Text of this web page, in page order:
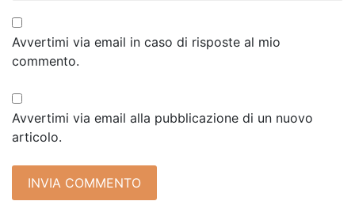
Avvertimi via email in caso di risposte al mio
commento.
Avvertimi via email alla pubblicazione di un nuovo
articolo.